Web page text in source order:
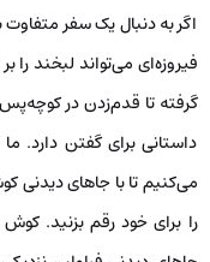
اگر به دنبال یک سفر
فیروزه‌ای می‌تواند لبخند را
گرفته تا قدم‌زدن در
داستانی برای گفتن دارد.
می‌کنیم تا با جاهای دیدنی
را برای خود رقم بزنید.